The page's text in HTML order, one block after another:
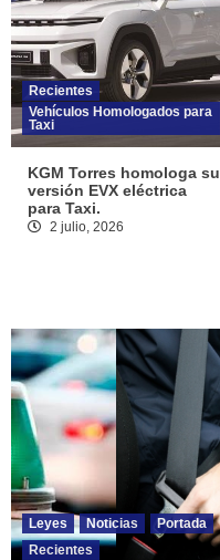
Recientes
Vehículos Homologados para
Taxi
KGM Torres homologa su
versión EVX eléctrica
para Taxi.
2 julio, 2026
Leyes Noticias
Portada
Recientes